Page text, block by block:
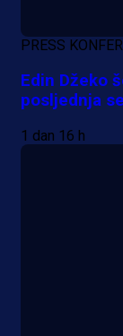
PRESS
Edin Džeko
posljednja
1 dan 16 h